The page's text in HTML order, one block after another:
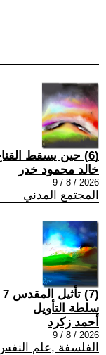
(6) حين يسقط القناع... ويتكلم الزمن
خالد محمود خدر
2026 / 8 / 9
المجتمع المدني
سلطة التأويل
أحمد زكرد
2026 / 8 / 9
الفلسفة ,علم